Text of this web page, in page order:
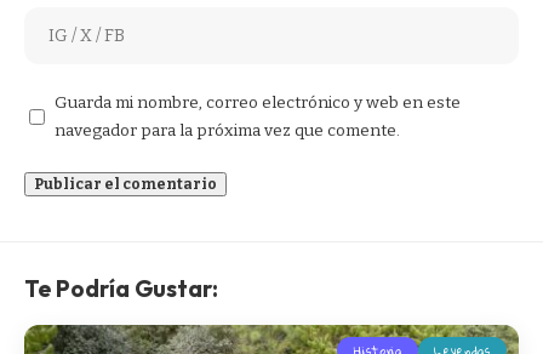
Guarda mi nombre, correo electrónico y web en este
navegador para la próxima vez que comente.
Te Podría Gustar: